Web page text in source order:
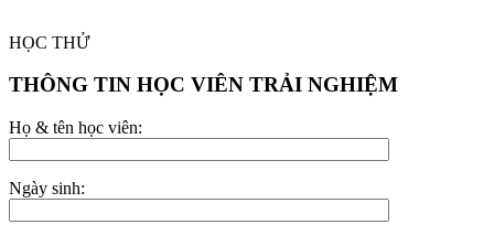
HỌC THỬ
THÔNG TIN HỌC VIÊN TRẢI NGHIỆM
Họ & tên học viên:
Ngày sinh: